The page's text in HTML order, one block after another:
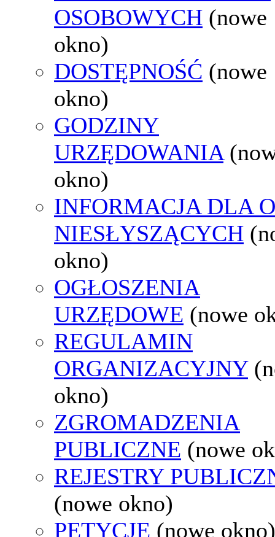
OSOBOWYCH (nowe
okno)
DOSTĘPNOŚĆ (nowe
okno)
GODZINY
URZĘDOWANIA
okno)
INFORMACJA DLA
NIESŁYSZĄCYCH
okno)
OGŁOSZENIA
URZĘDOWE (nowe
REGULAMIN
ORGANIZACYJNY
okno)
ZGROMADZENIA
PUBLICZNE (nowe
REJESTRY
(nowe okno)
PETYCJE (nowe okno)